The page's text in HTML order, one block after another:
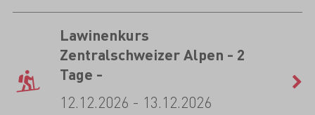
Lawinenkurs
Zentralschweizer Alpen - 2
Tage -
12.12.2026 - 13.12.2026